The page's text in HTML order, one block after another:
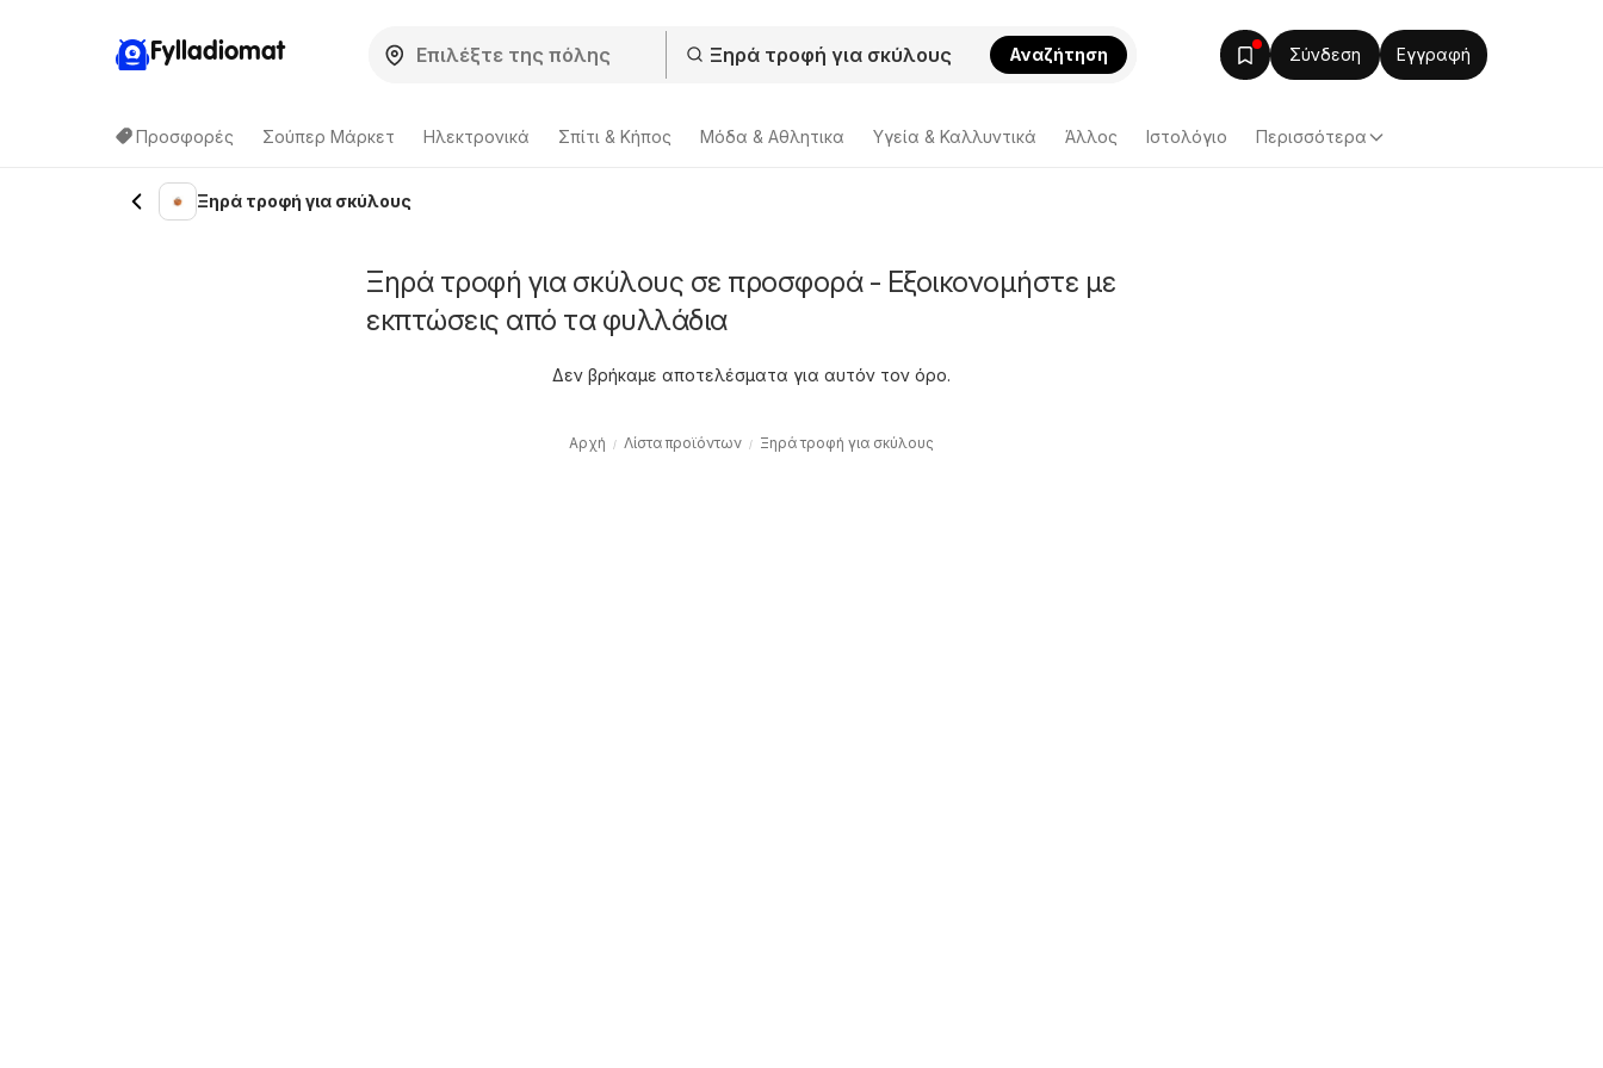
Fylladiomat Αναζήτηση Σύνδεση Εγγραφή
Προσφορές Σούπερ Μάρκετ Hλεκτρονικά Σπίτι & Κήπος Μόδα & Aθλητικα Υγεία & Καλλυντικά Άλλος Ιστολόγιο Περισσότερα
Ξηρά τροφή για σκύλους
Ξηρά τροφή για σκύλους σε προσφορά - Εξοικονομήστε με
εκπτώσεις από τα φυλλάδια
Δεν βρήκαμε αποτελέσματα για αυτόν τον όρο.
Αρχή Λίστα προϊόντων Ξηρά τροφή για σκύλους